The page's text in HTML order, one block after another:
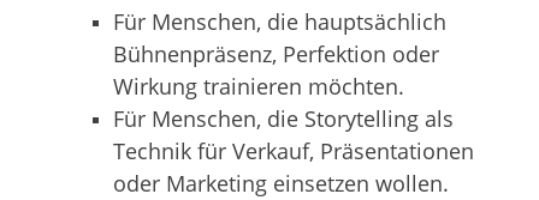
Für Menschen, die hauptsächlich
Bühnenpräsenz, Perfektion oder
Wirkung trainieren möchten.
Für Menschen, die Storytelling als
Technik für Verkauf, Präsentationen
oder Marketing einsetzen wollen.